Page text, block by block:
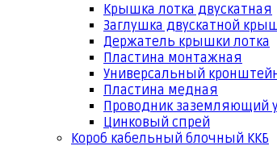
Крышка лотка двускатная
Заглушка двускатной
Держатель крышки лотка
Пластина монтажная
Универсальный
Пластина медная
Проводник заземляющий
Цинковый спрей
Короб кабельный блочный ККБ